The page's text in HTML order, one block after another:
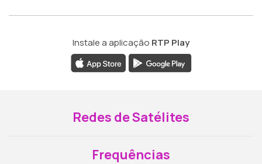
Instale a aplicação RTP Play
Redes de Satélites
Frequências